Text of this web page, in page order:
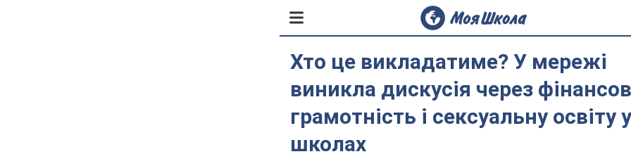
Хто це викладатиме? У мережі
виникла дискусія через
грамотність і сексуальну освіту у
школах